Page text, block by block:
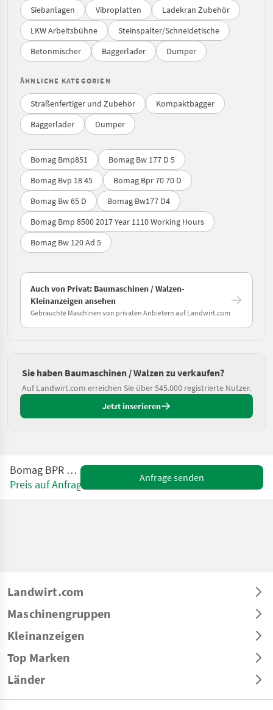
Siebanlagen Vibroplatten
Ladekran Zubehör
LKW Arbeitsbühne
Steinspalter/Schneidetische
Betonmischer
Baggerlader Dumper
ÄHNLICHE KATEGORIEN
Straßenfertiger und Zubehör
Kompaktbagger
Baggerlader
Dumper
Bomag Bmp851
Bomag Bw 177 D 5
Bomag Bvp 18 45
Bomag Bpr 70 70 D
Bomag Bw 65 D
Bomag Bw177 D4
Bomag Bmp 8500 2017 Year 1110 Working Hours
Bomag Bw 120 Ad 5
Auch von Privat: Baumaschinen / Walzen-
Kleinanzeigen ansehen
Gebrauchte Maschinen von privaten Anbietern auf Landwirt.com
Sie haben Baumaschinen / Walzen zu verkaufen?
Auf Landwirt.com erreichen Sie über 545.000 registrierte Nutzer.
Jetzt inserieren
Bomag BPR 50/55 D/E
Preis auf Anfrage
Anfrage senden
Landwirt.com
Maschinengruppen
Kleinanzeigen
Top Marken
Länder